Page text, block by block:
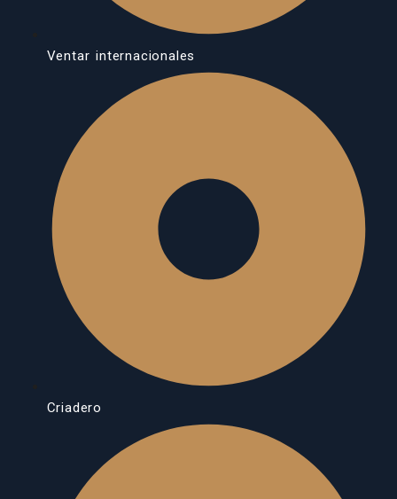
Ventar internacionales
Criadero